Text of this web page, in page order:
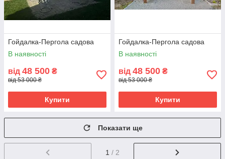
Гойдалка-Пергола садова
В наявності
від 48 500 ₴
від 53 000 ₴
Купити
Гойдалка-Пергола садова
В наявності
від 48 500 ₴
від 53 000 ₴
Купити
Показати ще
1 / 2